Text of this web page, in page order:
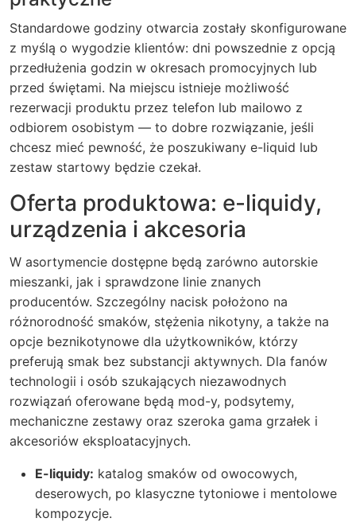
Standardowe godziny otwarcia zostały skonfigurowane
z myślą o wygodzie klientów: dni powszednie z opcją
przedłużenia godzin w okresach promocyjnych lub
przed świętami. Na miejscu istnieje możliwość
rezerwacji produktu przez telefon lub mailowo z
odbiorem osobistym — to dobre rozwiązanie, jeśli
chcesz mieć pewność, że poszukiwany e-liquid lub
zestaw startowy będzie czekał.
Oferta produktowa: e-liquidy,
urządzenia i akcesoria
W asortymencie dostępne będą zarówno autorskie
mieszanki, jak i sprawdzone linie znanych
producentów. Szczególny nacisk położono na
różnorodność smaków, stężenia nikotyny, a także na
opcje beznikotynowe dla użytkowników, którzy
preferują smak bez substancji aktywnych. Dla fanów
technologii i osób szukających niezawodnych
rozwiązań oferowane będą mod-y, podsytemy,
mechaniczne zestawy oraz szeroka gama grzałek i
akcesoriów eksploatacyjnych.
E-liquidy: katalog smaków od owocowych,
deserowych, po klasyczne tytoniowe i mentolowe
kompozycje.